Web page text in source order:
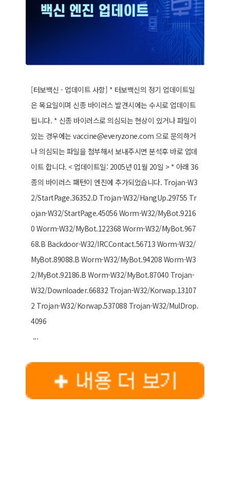
[터보백신 - 업데이트 사항] * 터보백신의 정기 업데이트일
은 목요일이며 신종 바이러스 발견시에는 수시로 업데이트
됩니다. * 신종 바이러스로 의심되는 현상이 있거나 파일이
있는 경우에는 vaccine@everyzone.com 으로 문의하거
나 의심되는 파일을 첨부해서 보내주시면 분석후 바로 업데
이트 합니다. < 업데이트일: 2005년 01월 20일 > * 아래 36
종의 바이러스 패턴이 엔진에 추가되었습니다. Trojan-W3
2/StartPage.36352.D Trojan-W32/HangUp.29755 Tr
ojan-W32/StartPage.45056 Worm-W32/MyBot.9216
0 Worm-W32/MyBot.122368 Worm-W32/MyBot.967
68.B Backdoor-W32/IRCContact.56713 Worm-W32/
MyBot.89088.B Worm-W32/MyBot.94208 Worm-W3
2/MyBot.92186.B Worm-W32/MyBot.87040 Trojan-
W32/Downloader.66832 Trojan-W32/Korwap.13107
2 Trojan-W32/Korwap.537088 Trojan-W32/MulDrop.
4096
...